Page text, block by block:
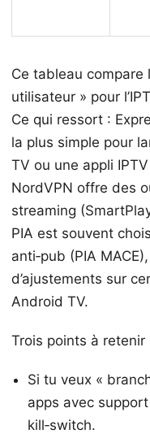
Ce tableau compare
utilisateur » pour
Ce qui ressort :
la plus simple pour
TV ou une appli
NordVPN offre des
streaming
PIA est souvent
anti‑pub (PIA
d’ajustements sur
Android TV.
Trois points à retenir
Si tu veux «
apps avec
kill‑switch.